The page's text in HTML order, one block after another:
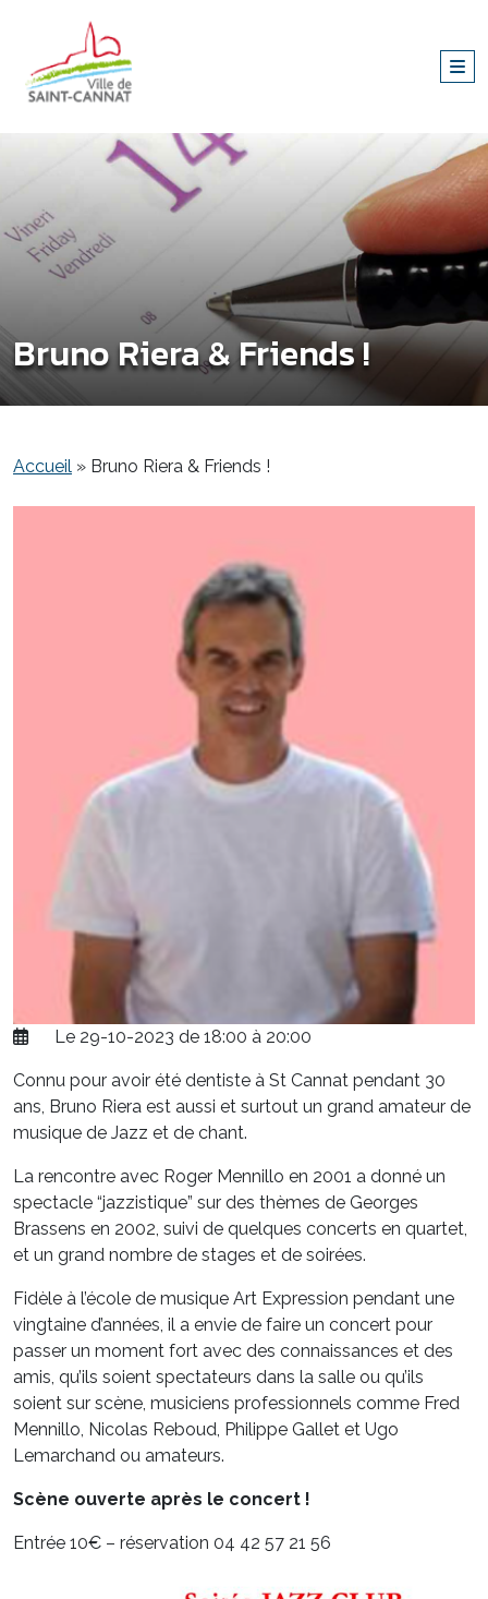
Bruno Riera & Friends !
Accueil » Bruno Riera & Friends !
Le 29-10-2023 de 18:00 à 20:00
Connu pour avoir été dentiste à St Cannat pendant 30
ans, Bruno Riera est aussi et surtout un grand amateur de
musique de Jazz et de chant.
La rencontre avec Roger Mennillo en 2001 a donné un
spectacle “jazzistique” sur des thèmes de Georges
Brassens en 2002, suivi de quelques concerts en quartet,
et un grand nombre de stages et de soirées.
Fidèle à l’école de musique Art Expression pendant une
vingtaine d’années, il a envie de faire un concert pour
passer un moment fort avec des connaissances et des
amis, qu’ils soient spectateurs dans la salle ou qu’ils
soient sur scène, musiciens professionnels comme Fred
Mennillo, Nicolas Reboud, Philippe Gallet et Ugo
Lemarchand ou amateurs.
Scène ouverte après le concert !
Entrée 10€ – réservation 04 42 57 21 56